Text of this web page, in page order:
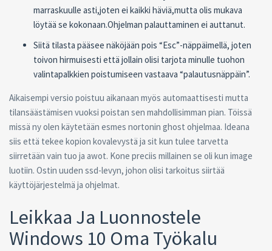
marraskuulle asti,joten ei kaikki häviä,mutta olis mukava
löytää se kokonaan.Ohjelman palauttaminen ei auttanut.
Siitä tilasta pääsee näköjään pois “Esc”-näppäimellä, joten
toivon hirmuisesti että jollain olisi tarjota minulle tuohon
valintapalkkien poistumiseen vastaava “palautusnäppäin”.
Aikaisempi versio poistuu aikanaan myös automaattisesti mutta
tilansäästämisen vuoksi poistan sen mahdollisimman pian. Töissä
missä ny olen käytetään esmes nortonin ghost ohjelmaa. Ideana
siis että tekee kopion kovalevystä ja sit kun tulee tarvetta
siirretään vain tuo ja awot. Kone preciis millainen se oli kun image
luotiin. Ostin uuden ssd-levyn, johon olisi tarkoitus siirtää
käyttöjärjestelmä ja ohjelmat.
Leikkaa Ja Luonnostele
Windows 10 Oma Työkalu